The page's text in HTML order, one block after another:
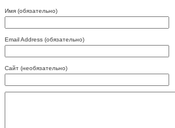
Имя (обязательно)
Email Address (обязательно)
Сайт (необязательно)